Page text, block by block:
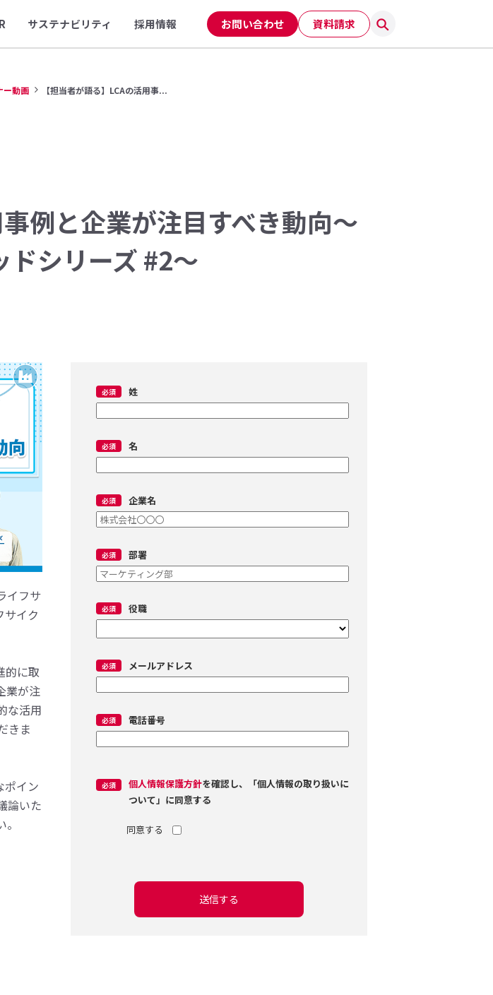
サステナビリティ 採用情報 お問い合わせ 資料請求
ー動画 【担当者が語る】LCAの活用事...
例と企業が注目すべき動向〜
ドシリーズ #2〜
イフサ
サイク
的に取
業が注
な活用
きま
ポイン
論いた
姓
名
企業名
部署
役職
メールアドレス
電話番号
個人情報保護方針を確認し、「個人情報の取り扱いに
ついて」に同意する
送信する